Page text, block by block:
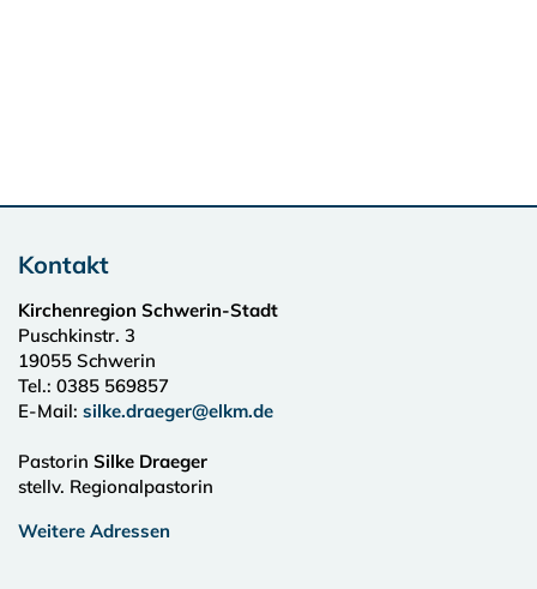
Kontakt
Kirchenregion Schwerin-Stadt
Puschkinstr. 3
19055 Schwerin
Tel.: 0385 569857
E-Mail: silke.draeger@elkm.de
Pastorin Silke Draeger
stellv. Regionalpastorin
Weitere Adressen